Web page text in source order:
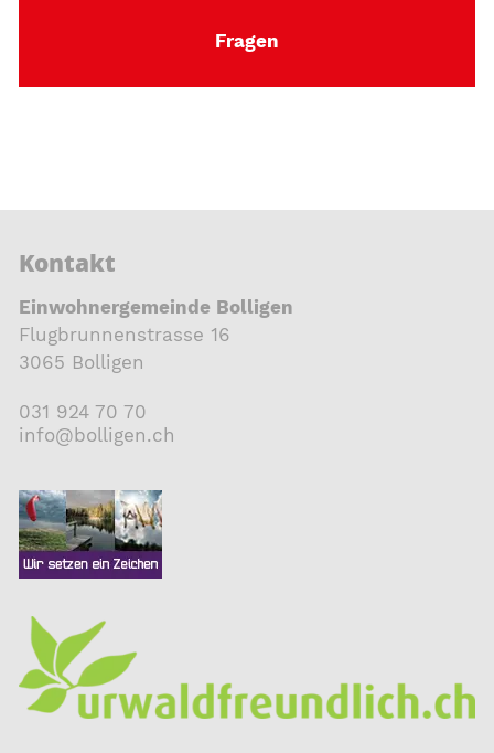
Fragen
Kontakt
Einwohnergemeinde Bolligen
Flugbrunnenstrasse 16
3065 Bolligen
031 924 70 70
nf
b ll g n ch